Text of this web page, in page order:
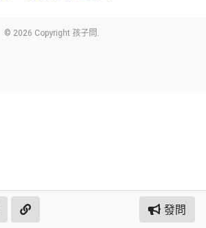
© 2026 Copyright 孩子問.
發問